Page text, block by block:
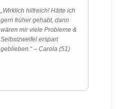
„Wirklich hilfreich! Hätte ich
gern früher gehabt, dann
wären mir viele Probleme &
Selbstzweifel erspart
geblieben.“ – Carola (51)